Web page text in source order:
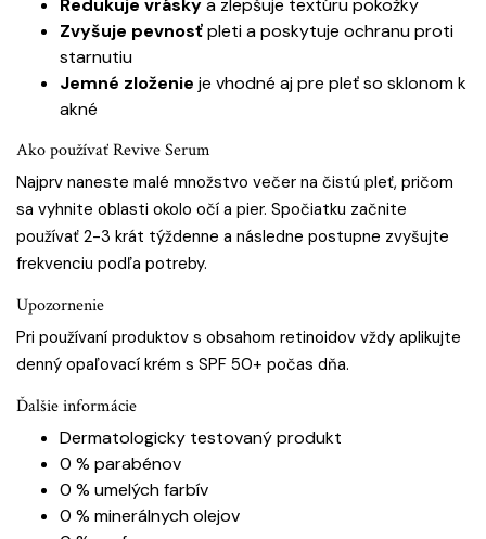
Redukuje vráskya zlepšuje textúru pokožky
Zvyšuje pevnosťpleti a poskytuje ochranu proti
starnutiu
Jemné zloženie je vhodné aj pre pleť so sklonom k
akné
Ako používať Revive Serum
Najprv naneste malé množstvo večer na čistú pleť, pričom
sa vyhnite oblasti okolo očí a pier. Spočiatku začnite
používať 2-3 krát týždenne a následne postupne zvyšujte
frekvenciu podľa potreby.
Upozornenie
Pri používaní produktov s obsahom retinoidov vždy aplikujte
denný opaľovací krém s SPF 50+ počas dňa.
Ďalšie informácie
Dermatologicky testovaný produkt
0 % parabénov
0 % umelých farbív
0 % minerálnych olejov